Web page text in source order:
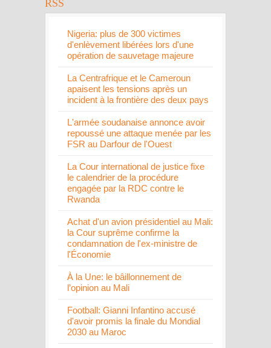
Nigeria: plus de 300 victimes
d'enlèvement libérées lors d'une
opération de sauvetage majeure
La Centrafrique et le Cameroun
apaisent les tensions après un
incident à la frontière des deux pays
L'armée soudanaise annonce avoir
repoussé une attaque menée par les
FSR au Darfour de l'Ouest
La Cour international de justice fixe
le calendrier de la procédure
engagée par la RDC contre le
Rwanda
Achat d'un avion présidentiel au Mali:
la Cour suprême confirme la
condamnation de l'ex-ministre de
l'Économie
À la Une: le bâillonnement de
l’opinion au Mali
Football: Gianni Infantino accusé
d'avoir promis la finale du Mondial
2030 au Maroc